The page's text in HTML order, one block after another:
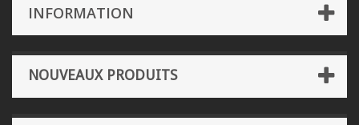
INFORMATION
NOUVEAUX PRODUITS